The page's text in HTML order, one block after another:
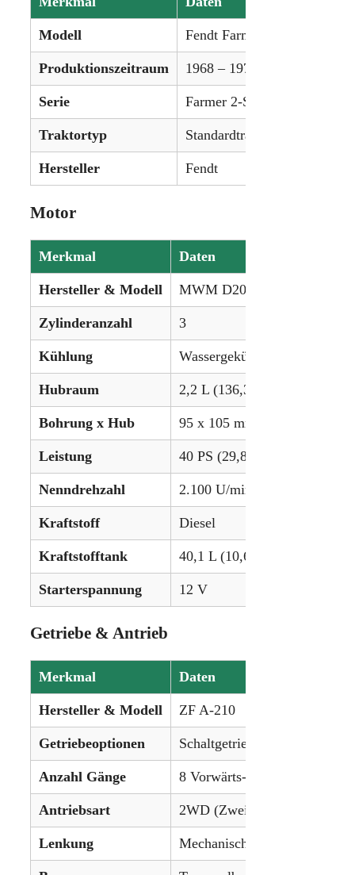
Modell Fendt Farmer 2E
Produktionszeitraum 1968 – 1970
Serie Farmer 2-Serie
Traktortyp Standardtraktor
Hersteller Fendt
Motor
Merkmal Daten
Hersteller & Modell MWM D208-3
Zylinderanzahl 3
Kühlung Wassergekühlt
Hubraum 2,2 L (136,3 in³)
Bohrung x Hub 95 x 105 mm (3.74 x 4.133
Leistung 40 PS (29,8 kW)
Nenndrehzahl 2.100 U/min
Kraftstoff Diesel
Kraftstofftank 40,1 L (10,6 gal)
Starterspannung 12 V
Getriebe & Antrieb
Merkmal Daten
Hersteller & Modell ZF A-210
Getriebeoptionen Schaltgetriebe
Anzahl Gänge 8 Vorwärts- / 4
Antriebsart 2WD (Zweiradantrieb)
Lenkung Mechanisch